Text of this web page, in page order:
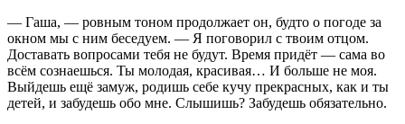
— Гаша, — ровным тоном продолжает он, будто о погоде за
окном мы с ним беседуем. — Я поговорил с твоим отцом.
Доставать вопросами тебя не будут. Время придёт — сама во
всём сознаешься. Ты молодая, красивая… И больше не моя.
Выйдешь ещё замуж, родишь себе кучу прекрасных, как и ты
детей, и забудешь обо мне. Слышишь? Забудешь обязательно.